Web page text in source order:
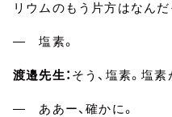
リウムのもう片方はなんだ
― 塩素。
渡邉先生： そう、塩素。塩
― ああー、確かに。